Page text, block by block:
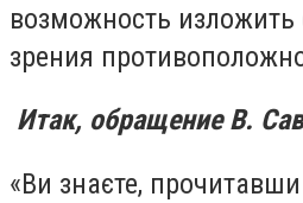
возможность изложить
зрения
Итак, обращение В.
«Ви знаєте,